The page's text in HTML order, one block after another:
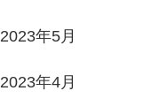
2023年5月
2023年4月